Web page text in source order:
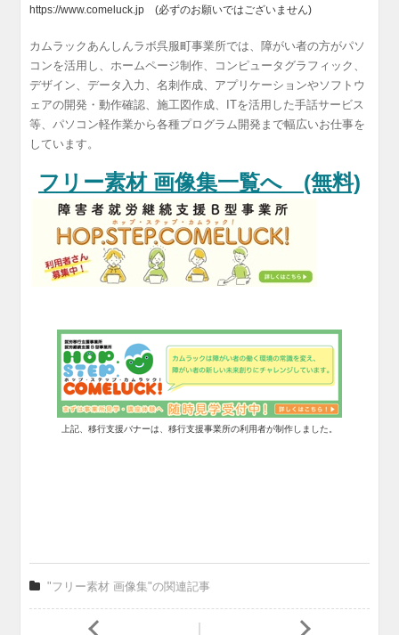
https://www.comeluck.jp (必ずのお願いではございません)
カムラックあんしんラボ呉服町事業所では、障がい者の方がパソ
コンを活用し、ホームページ制作、コンピュータグラフィック、
デザイン、データ入力、名刺作成、アプリケーションやソフトウ
ェアの開発・動作確認、施工図作成、ITを活用した手話サービス
等、パソコン軽作業から各種プログラム開発まで幅広いお仕事を
しています。
フリー素材 画像集一覧へ (無料)
上記、移行支援バナーは、移行支援事業所の利用者が制作しました。
"フリー素材 画像集"の関連記事